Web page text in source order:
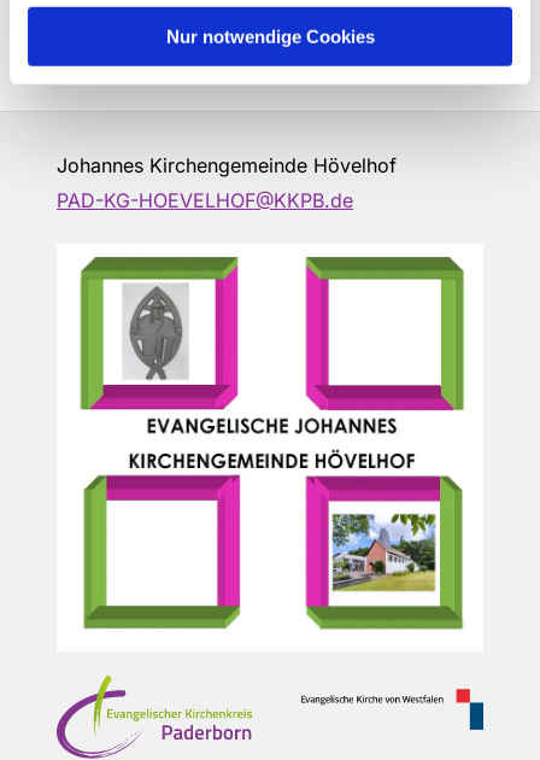
Nur notwendige Cookies
Johannes Kirchengemeinde Hövelhof
PAD-KG-HOEVELHOF@KKPB.de